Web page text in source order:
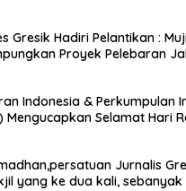
Gresik Hadiri Pelantikan :
Proyek Pelebaran
Indonesia & Perkumpulan
Mengucapkan Selamat Hari
Jurnalis
yang ke dua kali, sebanyak